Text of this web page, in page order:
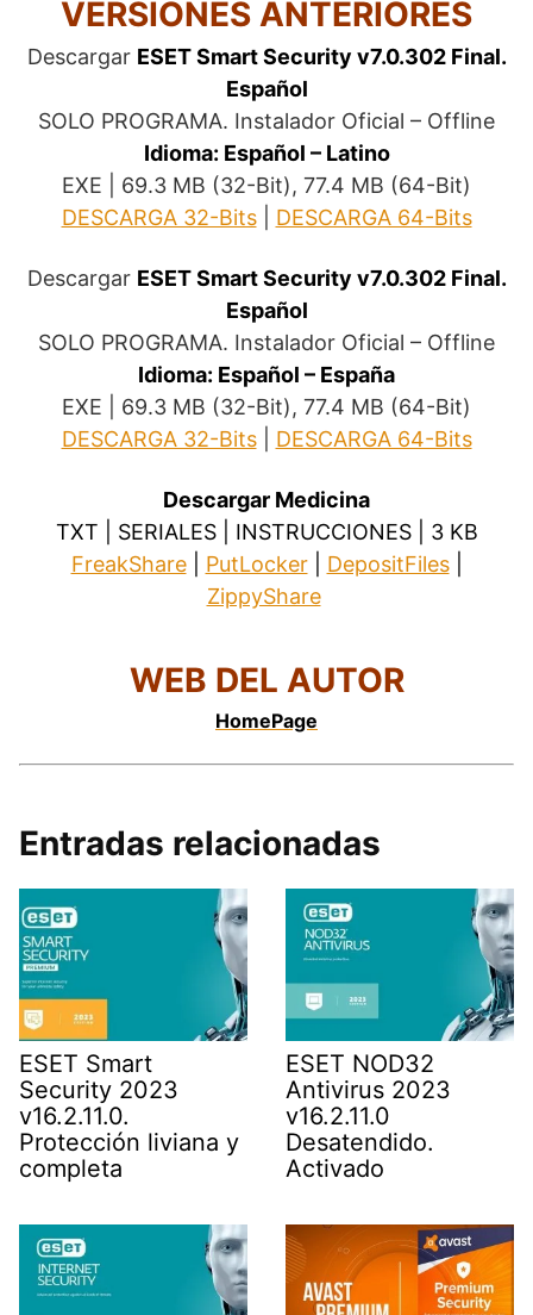
VERSIONES ANTERIORES
Descargar ESET Smart Security v7.0.302 Final.
Español
SOLO PROGRAMA. Instalador Oficial – Offline
Idioma: Español – Latino
EXE | 69.3 MB (32-Bit), 77.4 MB (64-Bit)
DESCARGA 32-Bits| DESCARGA 64-Bits
Descargar ESET Smart Security v7.0.302 Final.
Español
SOLO PROGRAMA. Instalador Oficial – Offline
Idioma: Español – España
EXE | 69.3 MB (32-Bit), 77.4 MB (64-Bit)
DESCARGA 32-Bits| DESCARGA 64-Bits
Descargar Medicina
TXT | SERIALES | INSTRUCCIONES | 3 KB
FreakShare| PutLocker| DepositFiles|
ZippyShare.
WEB DEL AUTOR
HomePage
Entradas relacionadas
ESET Smart
Security 2023
v16.2.11.0.
Protección liviana y
completa
ESET NOD32
Antivirus 2023
v16.2.11.0
Desatendido.
Activado